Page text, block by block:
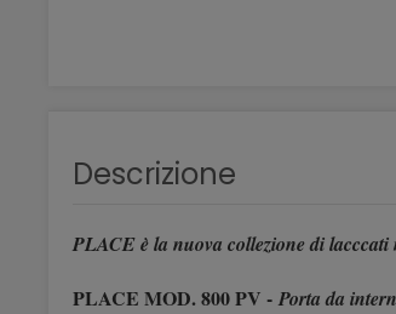
Descrizione
PLACE è la nuova collezione di
PLACE MOD. 800 PV - Porta da